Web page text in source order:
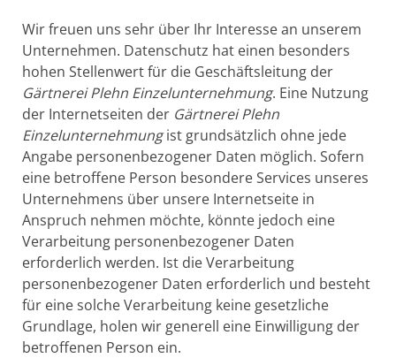
Wir freuen uns sehr über Ihr Interesse an unserem
Unternehmen. Datenschutz hat einen besonders
hohen Stellenwert für die Geschäftsleitung der
Gärtnerei Plehn Einzelunternehmung. Eine Nutzung
der Internetseiten der Gärtnerei Plehn
Einzelunternehmungist grundsätzlich ohne jede
Angabe personenbezogener Daten möglich. Sofern
eine betroffene Person besondere Services unseres
Unternehmens über unsere Internetseite in
Anspruch nehmen möchte, könnte jedoch eine
Verarbeitung personenbezogener Daten
erforderlich werden. Ist die Verarbeitung
personenbezogener Daten erforderlich und besteht
für eine solche Verarbeitung keine gesetzliche
Grundlage, holen wir generell eine Einwilligung der
betroffenen Person ein.